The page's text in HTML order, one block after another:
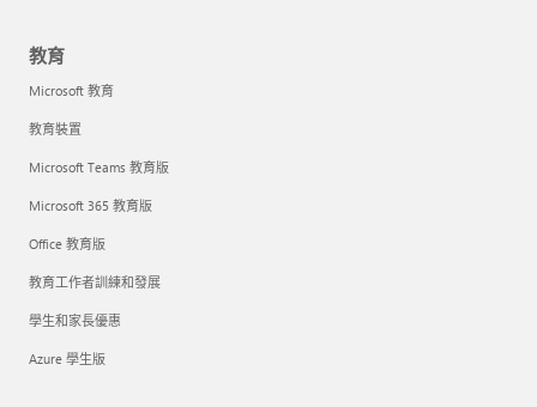
教育
Microsoft 教育
教育裝置
Microsoft Teams 教育版
Microsoft 365 教育版
Office 教育版
教育工作者訓練和發展
學生和家長優惠
Azure 學生版